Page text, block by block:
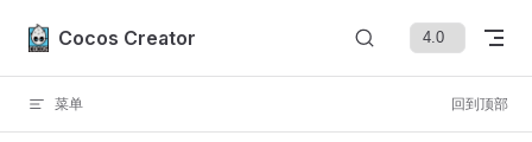
Skip to content
Cocos Creator
菜单 回到顶部